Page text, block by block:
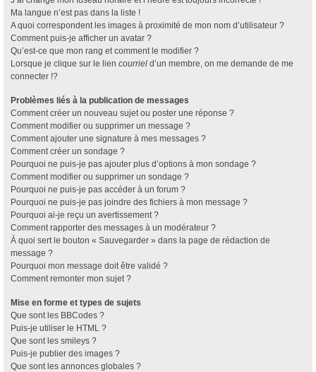
Ma langue n’est pas dans la liste !
A quoi correspondent les images à proximité de mon nom d’utilisateur ?
Comment puis-je afficher un avatar ?
Qu’est-ce que mon rang et comment le modifier ?
Lorsque je clique sur le lien courriel d’un membre, on me demande de me
connecter !?
Problèmes liés à la publication de messages
Comment créer un nouveau sujet ou poster une réponse ?
Comment modifier ou supprimer un message ?
Comment ajouter une signature à mes messages ?
Comment créer un sondage ?
Pourquoi ne puis-je pas ajouter plus d’options à mon sondage ?
Comment modifier ou supprimer un sondage ?
Pourquoi ne puis-je pas accéder à un forum ?
Pourquoi ne puis-je pas joindre des fichiers à mon message ?
Pourquoi ai-je reçu un avertissement ?
Comment rapporter des messages à un modérateur ?
À quoi sert le bouton « Sauvegarder » dans la page de rédaction de
message ?
Pourquoi mon message doit être validé ?
Comment remonter mon sujet ?
Mise en forme et types de sujets
Que sont les BBCodes ?
Puis-je utiliser le HTML ?
Que sont les smileys ?
Puis-je publier des images ?
Que sont les annonces globales ?